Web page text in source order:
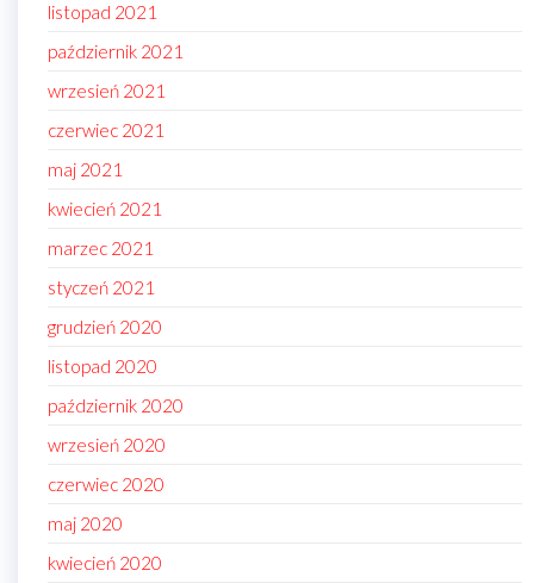
listopad 2021
październik 2021
wrzesień 2021
czerwiec 2021
maj 2021
kwiecień 2021
marzec 2021
styczeń 2021
grudzień 2020
listopad 2020
październik 2020
wrzesień 2020
czerwiec 2020
maj 2020
kwiecień 2020